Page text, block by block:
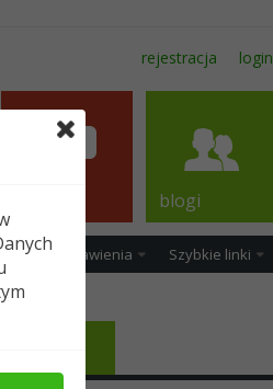
rejestracja login
Ustawienia Szybkie linki
blogi